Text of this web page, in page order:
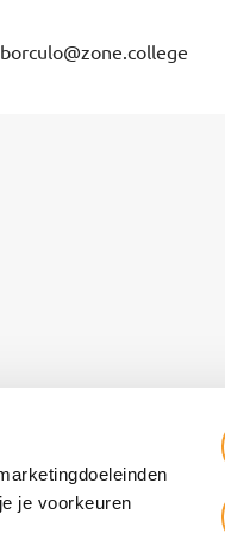
je voorkeuren
borculo@zone.college